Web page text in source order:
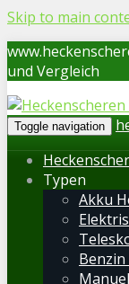
Skip to main
und Vergleich
Toggle navigation
Typen
Akku